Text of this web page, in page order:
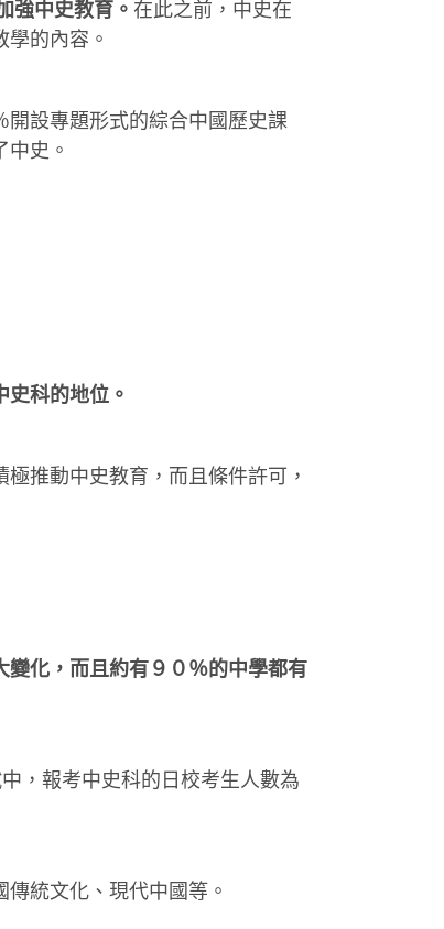
強中史教育。在此之前，中史在
的內容。
設專題形式的綜合中國歷史課
史。
科的地位。
推動中史教育，而且條件許可，
化，而且約有９０％的中學都有
，報考中史科的日校考生人數為
統文化、現代中國等。